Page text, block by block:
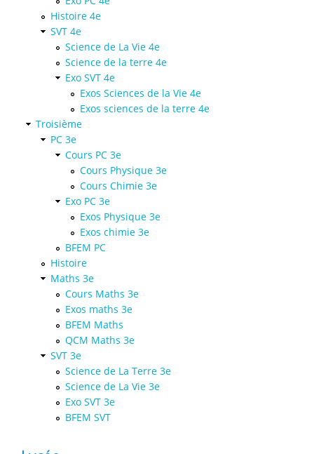
Histoire 4e
SVT 4e
Science de La Vie 4e
Science de la terre 4e
Exo SVT 4e
Exos Sciences de la Vie 4e
Exos sciences de la terre 4e
Troisième
PC 3e
Cours PC 3e
Cours Physique 3e
Cours Chimie 3e
Exo PC 3e
Exos Physique 3e
Exos chimie 3e
BFEM PC
Histoire
Maths 3e
Cours Maths 3e
Exos maths 3e
BFEM Maths
QCM Maths 3e
SVT 3e
Science de La Terre 3e
Science de La Vie 3e
Exo SVT 3e
BFEM SVT